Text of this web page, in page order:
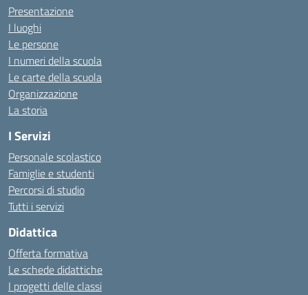
Presentazione
I luoghi
Le persone
I numeri della scuola
Le carte della scuola
Organizzazione
La storia
I Servizi
Personale scolastico
Famiglie e studenti
Percorsi di studio
Tutti i servizi
Didattica
Offerta formativa
Le schede didattiche
I progetti delle classi